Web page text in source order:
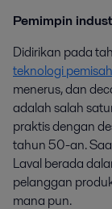
Pemimpin
Didirikan pada
teknologi
menerus, dan
adalah salah
praktis dengan
tahun 50-an.
Laval berada
pelanggan
mana pun.